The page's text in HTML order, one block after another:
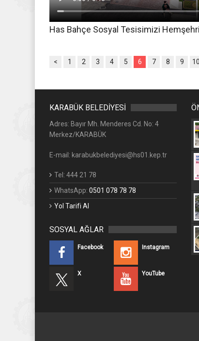
Has Bahçe Sosyal Tesisimizi
< 1 2 3 4 5 6 7 8 9 10
KARABÜK BELEDİYESİ
Adres: Bayır Mh. Menderes Cd. No: 4
Merkez/KARABÜK
E-mail: karabukbelediyesi@hs01.kep.tr
Tel: 444 21 78
WhatsApp: 0501 078 78 78
Yol Tarifi Al
SOSYAL AĞLAR
Facebook Instagram
X YouTube